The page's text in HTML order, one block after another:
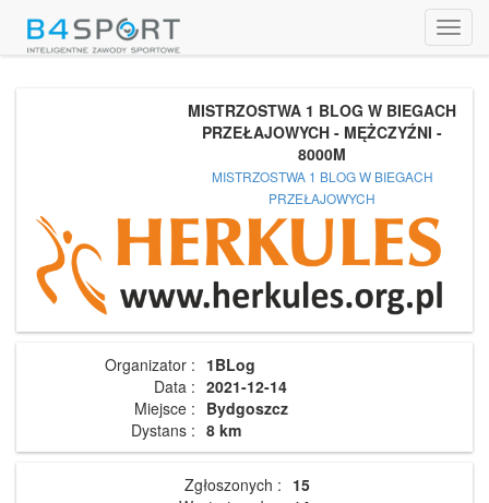
MISTRZOSTWA 1 BLOG W BIEGACH
PRZEŁAJOWYCH - MĘŻCZYŹNI -
8000M
MISTRZOSTWA 1 BLOG W BIEGACH
PRZEŁAJOWYCH
Organizator : 1BLog
Data : 2021-12-14
Miejsce : Bydgoszcz
Dystans : 8 km
Zgłoszonych : 15